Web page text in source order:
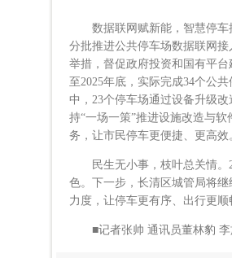
数据联网赋新能，智慧停车
分批推进公共停车场数据联网
举措，督促政府投资和国有平
至2025年底，实际完成34个公
中，23个停车场通过设备升级
持“一场一策”推进设施改造与
务，让市民停车更便捷、更高效
民生无小事，枝叶总关情。
色。下一步，长清区城管局将
力度，让停车更有序、出行更
■记者张帅 通讯员董林豹 李